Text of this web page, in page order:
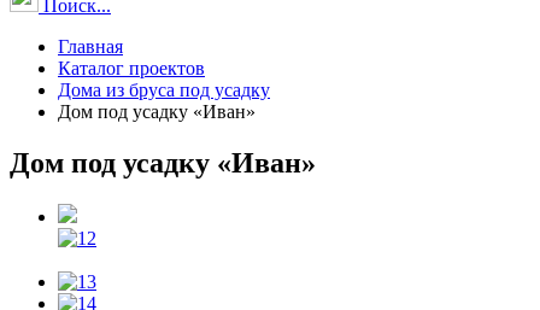
Поиск...
Главная
Каталог проектов
Дома из бруса под усадку
Дом под усадку «Иван»
Дом под усадку «Иван»